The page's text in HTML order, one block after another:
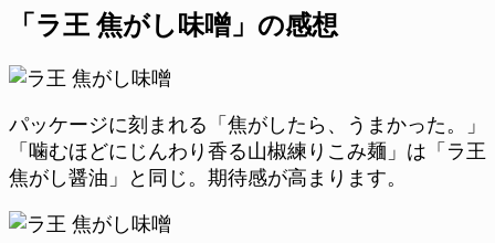
「ラ王 焦がし味噌」の感想
パッケージに刻まれる「焦がしたら、うまかった。」
「噛むほどにじんわり香る山椒練りこみ麺」は「ラ王
焦がし醤油」と同じ。期待感が高まります。